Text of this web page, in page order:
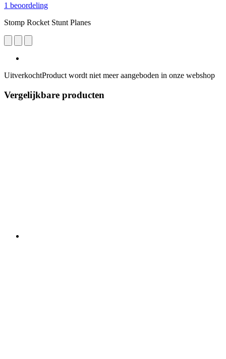
1 beoordeling
Stomp Rocket Stunt Planes
UitverkochtProduct wordt niet meer aangeboden in onze webshop
Vergelijkbare producten